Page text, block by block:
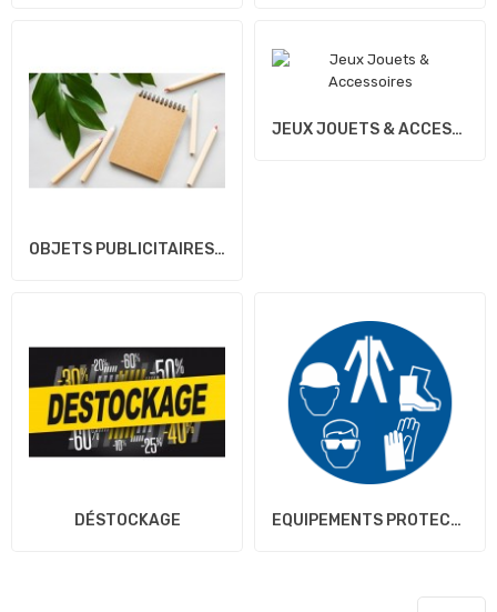
OBJETS PUBLICITAIRES...
JEUX JOUETS & ACCESSOIRES
DÉSTOCKAGE EQUIPEMENTS PROTECTION...